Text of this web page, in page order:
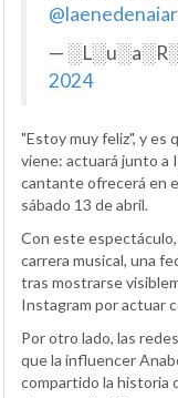
— ░L░u░a░R░
2024
"Estoy muy feliz", y es
viene: actuará junto a
cantante ofrecerá en
sábado 13 de abril.
Con este
carrera musical, una
tras mostrarse
Instagram por actuar
Por otro lado, las
que la influencer
compartido la historia